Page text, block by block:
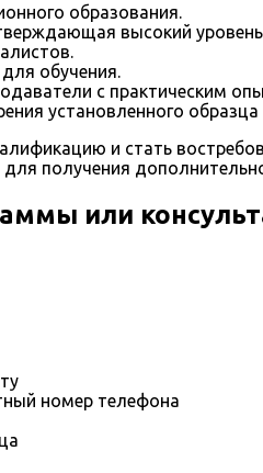
образования.
высокий уровень
обучения.
с практическим
установленного
и стать
получения
или
номер телефона